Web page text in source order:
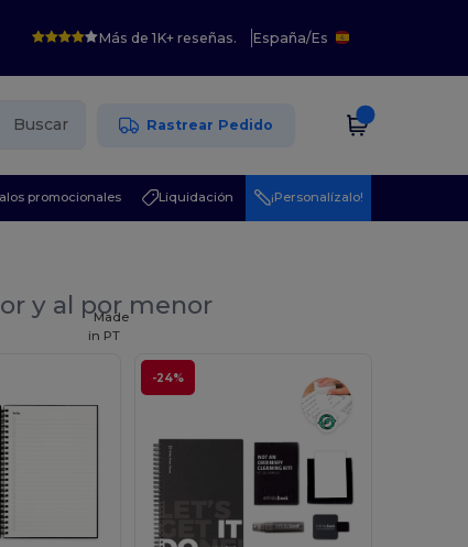
Más de 1K+ reseñas. España/Es
Buscar Rastrear Pedido
promocionales Liquidación ¡Personalízalo!
y al por menor
-24%
Made
in PT